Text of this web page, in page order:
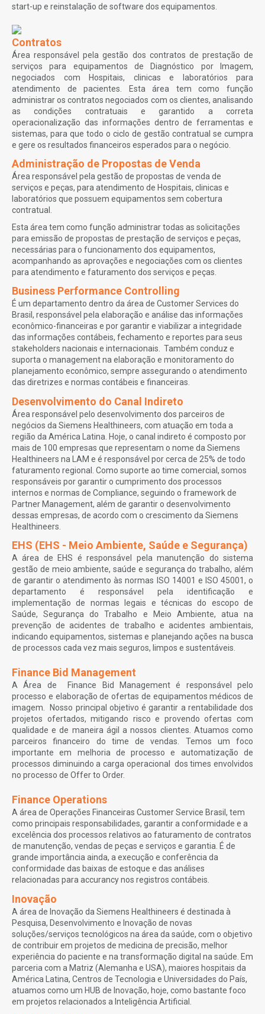
start-up e reinstalação de software dos equipamentos.
Contratos
Área responsável pela gestão dos contratos de prestação de
serviços para equipamentos de Diagnóstico por Imagem,
negociados com Hospitais, clinicas e laboratórios para
atendimento de pacientes. Esta área tem como função
administrar os contratos negociados com os clientes, analisando
as condições contratuais e garantido a correta
operacionalização das informações dentro de ferramentas e
sistemas, para que todo o ciclo de gestão contratual se cumpra
e gere os resultados financeiros esperados para o negócio.
Administração de Propostas de Venda
Área responsável pela gestão de propostas de venda de
serviços e peças, para atendimento de Hospitais, clinicas e
laboratórios que possuem equipamentos sem cobertura
contratual.
Esta área tem como função administrar todas as solicitações
para emissão de propostas de prestação de serviços e peças,
necessárias para o funcionamento dos equipamentos,
acompanhando as aprovações e negociações com os clientes
para atendimento e faturamento dos serviços e peças.
Business Performance Controlling
É um departamento dentro da área de Customer Services do
Brasil, responsável pela elaboração e análise das informações
econômico-financeiras e por garantir e viabilizar a integridade
das informações contábeis, fechamento e reportes para seus
stakeholders nacionais e internacionais. Também conduz e
suporta o management na elaboração e monitoramento do
planejamento econômico, sempre assegurando o atendimento
das diretrizes e normas contábeis e financeiras.
Desenvolvimento do Canal Indireto
Área responsável pelo desenvolvimento dos parceiros de
negócios da Siemens Healthineers, com atuação em toda a
região da América Latina. Hoje, o canal indireto é composto por
mais de 100 empresas que representam o nome da Siemens
Healthineers na LAM e é responsável por cerca de 25% de todo
faturamento regional. Como suporte ao time comercial, somos
responsáveis por garantir o cumprimento dos processos
internos e normas de Compliance, seguindo o framework de
Partner Management, além de garantir o desenvolvimento
dessas empresas, de acordo com o crescimento da Siemens
Healthineers.
EHS (EHS - Meio Ambiente, Saúde e Segurança)
A área de EHS é responsável pela manutenção do sistema
gestão de meio ambiente, saúde e segurança do trabalho, além
de garantir o atendimento às normas ISO 14001 e ISO 45001, o
departamento é responsável pela identificação e
implementação de normas legais e técnicas do escopo de
Saúde, Segurança do Trabalho e Meio Ambiente, atua na
prevenção de acidentes de trabalho e acidentes ambientais,
indicando equipamentos, sistemas e planejando ações na busca
de processos cada vez mais seguros, limpos e sustentáveis.
Finance Bid Management
A Área de Finance Bid Management é responsável pelo
processo e elaboração de ofertas de equipamentos médicos de
imagem. Nosso principal objetivo é garantir a rentabilidade dos
projetos ofertados, mitigando risco e provendo ofertas com
qualidade e de maneira ágil a nossos clientes. Atuamos como
parceiros financeiro do time de vendas. Temos um foco
importante em melhoria de processo e automatização de
processos diminuindo a carga operacional dos times envolvidos
no processo de Offer to Order.
Finance Operations
A área de Operações Financeiras Customer Service Brasil, tem
como principais responsabilidades, garantir a conformidade e a
excelência dos processos relativos ao faturamento de contratos
de manutenção, vendas de peças e serviços e garantia. É de
grande importância ainda, a execução e conferência da
conformidade das baixas de estoque e das análises
relacionadas para accurancy nos registros contábeis.
Inovação
A área de Inovação da Siemens Healthineers é destinada à
Pesquisa, Desenvolvimento e Inovação de novas
soluções/serviços tecnológicos na área da saúde, com o objetivo
de contribuir em projetos de medicina de precisão, melhor
experiência do paciente e na transformação digital na saúde. Em
parceria com a Matriz (Alemanha e USA), maiores hospitais da
América Latina, Centros de Tecnologia e Universidades do País,
atuamos como um HUB de Inovação, hoje, como bastante foco
em projetos relacionados a Inteligência Artificial.